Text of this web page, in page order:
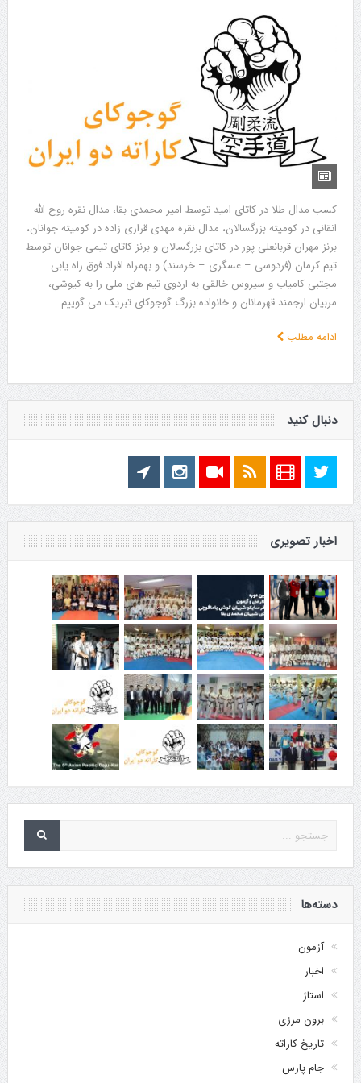
کسب مدال طلا در کاتای امید توسط امیر محمدی بقا، مدال نقره روح الله
انقانی در کومیته بزرگسالان، مدال نقره مهدی قراری زاده در کومیته جوانان،
برنز مهران قربانعلی پور در کاتای بزرگسالان و برنز کاتای تیمی جوانان توسط
تیم کرمان (فردوسی – عسگری – خرسند) و بهمراه افراد فوق راه یابی
مجتبی کامیاب و سیروس خالقی به اردوی تیم های ملی را به کیوشی،
مربیان ارجمند قهرمانان و خانواده بزرگ گوجوکای تبریک می گوییم.
ادامه مطلب
دنبال کنید
اخبار تصویری
دسته‌ها
آزمون
اخبار
استاژ
برون مرزی
تاریخ کاراته
جام پارس